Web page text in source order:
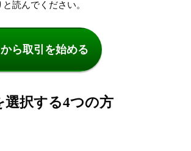
読んでください。
ら取引を始める
選択する4つの方